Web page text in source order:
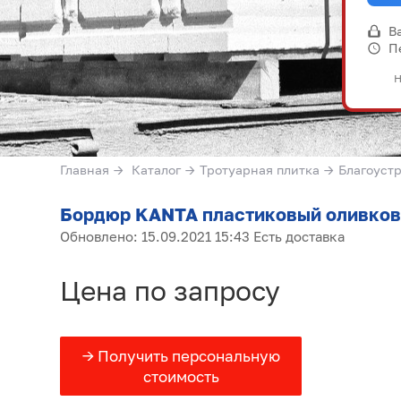
Главная → Каталог → Тротуарная плитка →
Бордюр KANTA пластиковый
Обновлено: 15.09.2021 15:43 Есть доставка
Цена по запросу
→ Получить персональную
стоимость